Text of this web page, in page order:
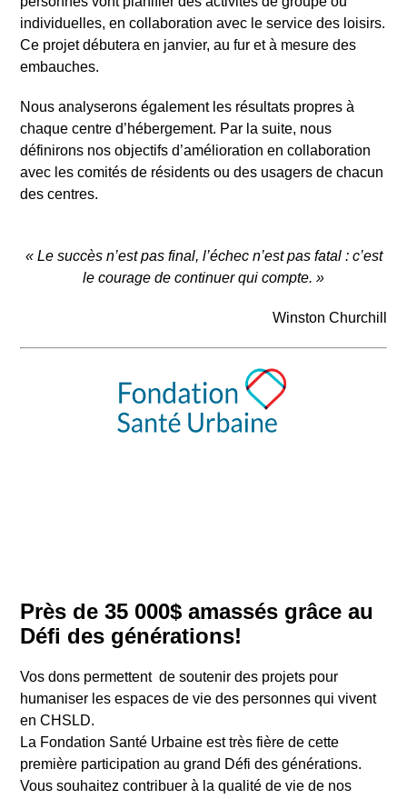
individuelles, en collaboration avec le service des loisirs.
Ce projet débutera en janvier, au fur et à mesure des
embauches.
Nous analyserons également les résultats propres à
chaque centre d’hébergement. Par la suite, nous
définirons nos objectifs d’amélioration en collaboration
avec les comités de résidents ou des usagers de chacun
des centres.
« Le succès n’est pas final, l’échec n’est pas fatal : c’est
le courage de continuer qui compte. »
Winston Churchill
Près de 35 000$ amassés grâce au
Défi des générations!
Vos dons permettent de soutenir des projets pour
humaniser les espaces de vie des personnes qui vivent
en CHSLD.
La Fondation Santé Urbaine est très fière de cette
première participation au grand Défi des générations.
Vous souhaitez contribuer à la qualité de vie de nos